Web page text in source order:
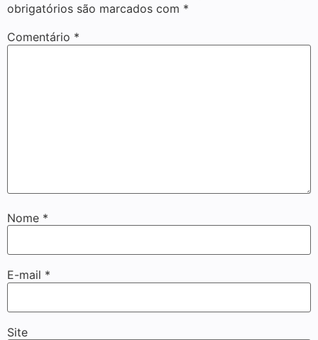
obrigatórios são marcados com *
Comentário *
Nome *
E-mail *
Site